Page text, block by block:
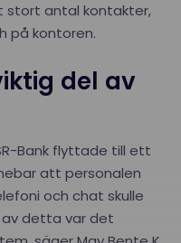
stort antal kontakter,
på kontoren.
del av
Bank flyttade till ett
att personalen
och chat skulle
av detta var det